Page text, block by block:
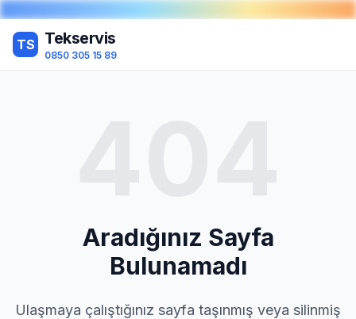
TS Tekservis
0850 305 15 89
Aradığınız Sayfa
Bulunamadı
Ulaşmaya çalıştığınız sayfa taşınmış veya silinmiş